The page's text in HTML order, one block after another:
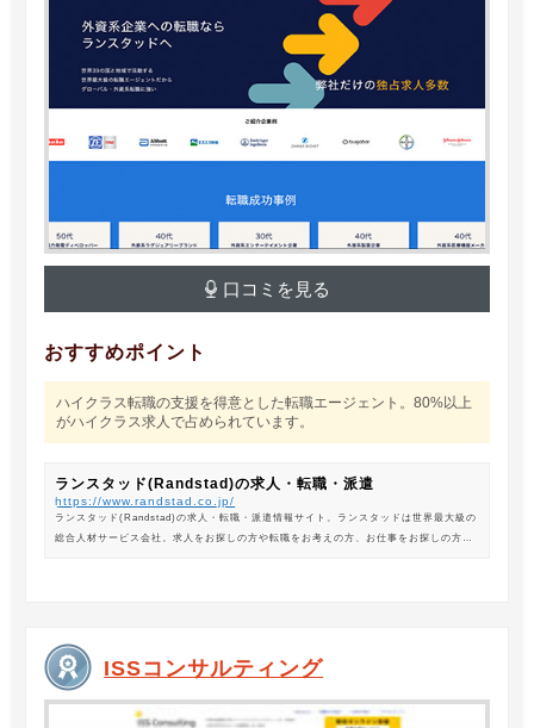
口コミを見る
おすすめポイント
ハイクラス転職の支援を得意とした転職エージェント。80%以上
がハイクラス求人で占められています。
ランスタッド(Randstad)の求人・転職・派遣
https://www.randstad.co.jp/
ランスタッド(Randstad)の求人・転職・派遣情報サイト。ランスタッドは世界最大級の
総合人材サービス会社。求人をお探しの方や転職をお考えの方、お仕事をお探しの方に
ISSコンサルティング